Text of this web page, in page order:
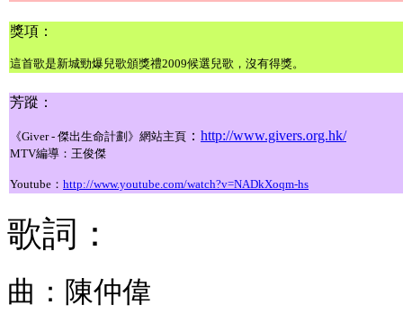
獎項：
這首歌是新城勁爆兒歌頒獎禮2009候選兒歌，沒有得獎。
芳蹤：
《Giver - 傑出生命計劃》網站主頁 ： http://www.givers.org.hk/
MTV編導：王俊傑
Youtube： http://www.youtube.com/watch?v=NADkXoqm-hs
歌詞：
曲：陳仲偉